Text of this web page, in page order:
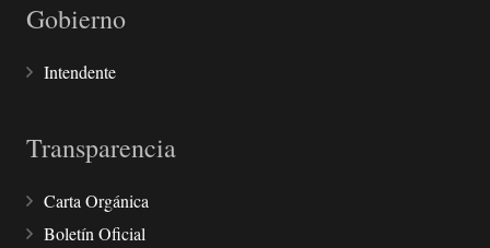
Gobierno
Intendente
Transparencia
Carta Orgánica
Boletín Oficial